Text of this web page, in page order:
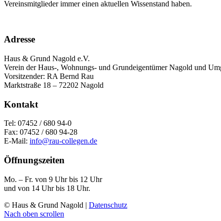
Vereinsmitglieder immer einen aktuellen Wissenstand haben.
Adresse
Haus & Grund Nagold e.V.
Verein der Haus-, Wohnungs- und Grundeigentümer Nagold und
Vorsitzender: RA Bernd Rau
Marktstraße 18 – 72202 Nagold
Kontakt
Tel: 07452 / 680 94-0
Fax: 07452 / 680 94-28
E-Mail: info@rau-collegen.de
Öffnungszeiten
Mo. – Fr. von 9 Uhr bis 12 Uhr
und von 14 Uhr bis 18 Uhr.
© Haus & Grund Nagold | Datenschutz
Nach oben scrollen